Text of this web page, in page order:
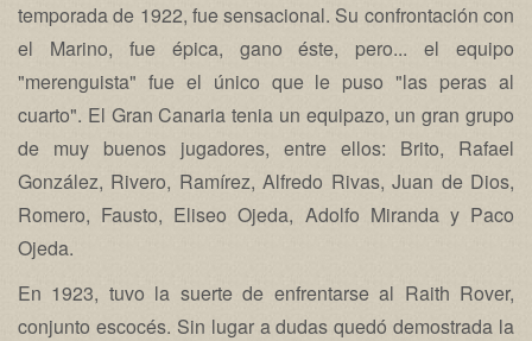
temporada de 1922, fue sensacional. Su confrontación con
el Marino, fue épica, gano éste, pero... el equipo
"merenguista" fue el único que le puso "las peras al
cuarto". El Gran Canaria tenia un equipazo, un gran grupo
de muy buenos jugadores, entre ellos: Brito, Rafael
González, Rivero, Ramírez, Alfredo Rivas, Juan de Dios,
Romero, Fausto, Eliseo Ojeda, Adolfo Miranda y Paco
Ojeda.
En 1923, tuvo la suerte de enfrentarse al Raith Rover,
conjunto escocés. Sin lugar a dudas quedó demostrada la